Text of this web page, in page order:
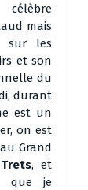
célèbre
mais
sur les
et son
du
durant
est un
on est
Grand
Trets, et
que je